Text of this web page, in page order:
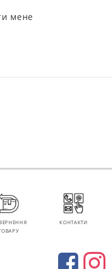
мене
КОНТАКТИ